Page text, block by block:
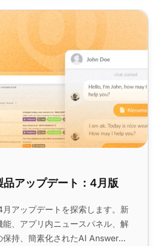
デート：4月版
アップデート：4月版
アップデートを探索します。新
能、アプリ内ニュースパネル、解
保持、簡素化されたAI Answer